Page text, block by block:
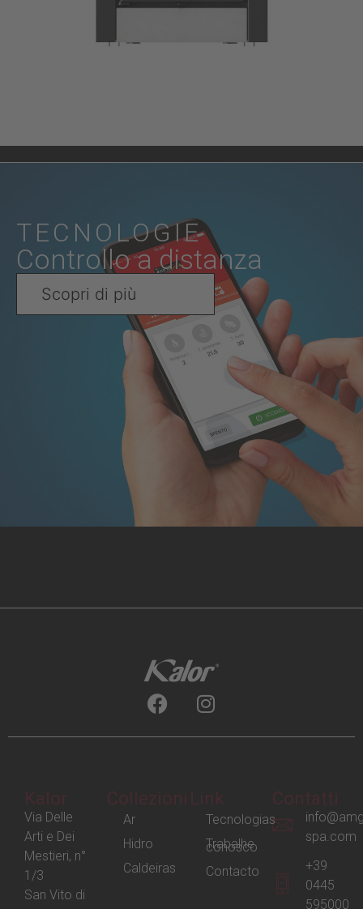
TECNOLOGIE
Controllo a distanza
Scopri di più
Kalor
Via Delle
Arti e Dei
Mestieri, n°
1/3
San Vito di
Collezioni
Ar
Hidro
Caldeiras
Link
Tecnologias
Trabalhe
conosco
Contacto
Contatti
spa.com
+39
0445
595000